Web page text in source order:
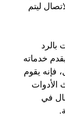
ليتم
بالرد
خدماته
فإنه يقوم
الأدوات
في